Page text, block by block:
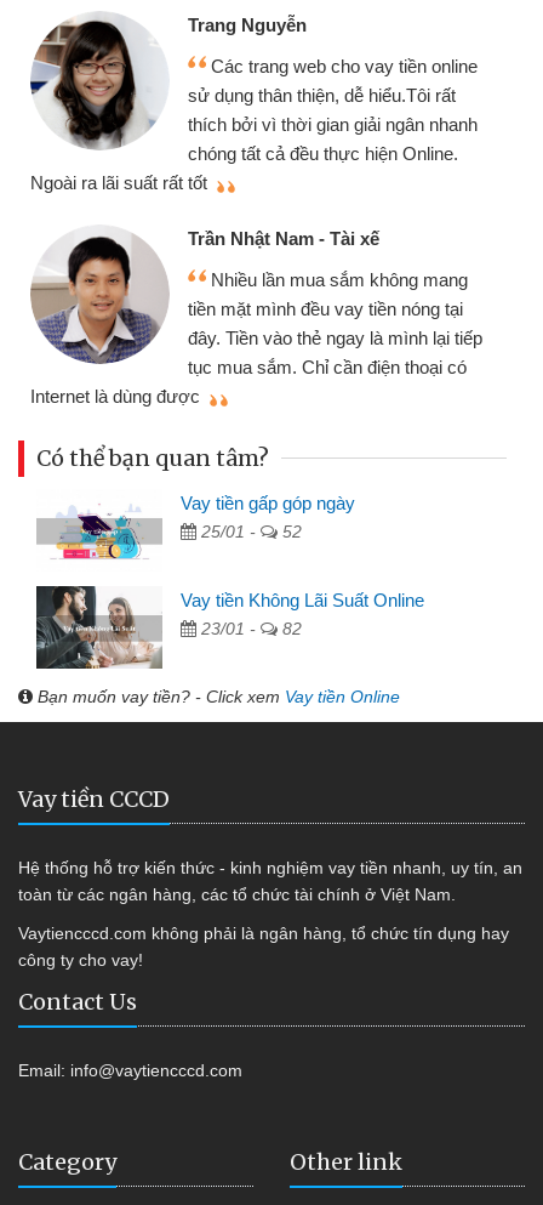
Đoàn Hữu Cảnh
Mình cần tiền gấp nên định cầm cố
chiếc xe wave nhưng thật may đã có
gói vay tiền bằng CMND online không
cần gặp mặt nên rất tiện lợi, sẽ giới
thiệu cho bạn bè biết
Cấn Văn Lực - Tạp hóa
Tôi kinh doanh buôn bán nhỏ lẻ
nhiều lúc cần vốn nhập hàng, nhờ biết
đến website qua bạn bè giới thiệu tôi
đã giải quyết được công việc của
Có thể bạn quan tâm?
Vay tiền gấp góp ngày
25/01 - 52
Vay tiền Không Lãi Suất Online
23/01 - 82
Bạn muốn vay tiền? - Click xem Vay tiền Online
Vay tiền CCCD
Hệ thống hỗ trợ kiến thức - kinh nghiệm vay tiền nhanh, uy tín, an
toàn từ các ngân hàng, các tổ chức tài chính ở Việt Nam.
Vaytiencccd.com không phải là ngân hàng, tổ chức tín dụng hay
công ty cho vay!
Contact Us
Email: info@vaytiencccd.com
Category Other link